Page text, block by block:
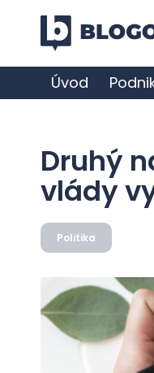
Úvod
Druhý
vlády
Politika